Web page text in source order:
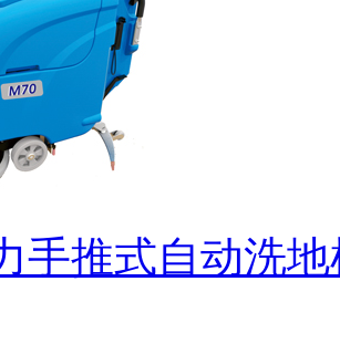
手推式自动洗